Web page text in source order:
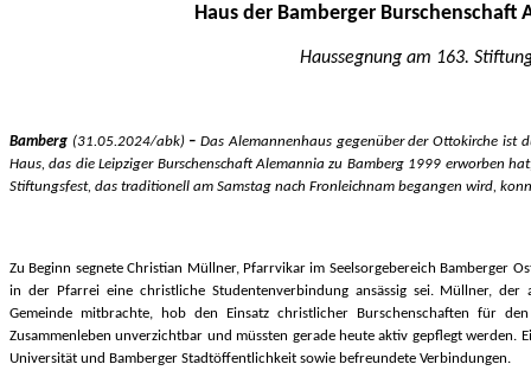
Haus der Bamberger
Haussegnung am 163.
Bamberg (31.05.2024/abk) – Das Alemannenhaus gegenüber der Ottokirche ist
Haus, das die Leipziger Burschenschaft Alemannia zu Bamberg 1999 erworben
Stiftungsfest, das traditionell am Samstag nach Fronleichnam begangen wird,
Zu Beginn segnete Christian Müllner, Pfarrvikar im Seelsorgebereich Bamberger
in der Pfarrei eine christliche Studentenverbindung ansässig sei. Müllner,
Gemeinde mitbrachte, hob den Einsatz christlicher Burschenschaften für
Zusammenleben unverzichtbar und müssten gerade heute aktiv gepflegt werden.
Universität und Bamberger Stadtöffentlichkeit sowie befreundete Verbindungen.